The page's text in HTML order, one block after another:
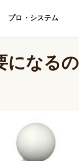
プロ・システム
になるの